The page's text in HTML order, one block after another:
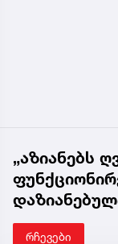
„აზიანებს
რჩევები